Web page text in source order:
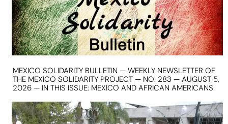
MEXICO SOLIDARITY BULLETIN — WEEKLY NEWSLETTER OF
THE MEXICO SOLIDARITY PROJECT — NO. 283 — AUGUST 5,
2026 — IN THIS ISSUE: MEXICO AND AFRICAN AMERICANS